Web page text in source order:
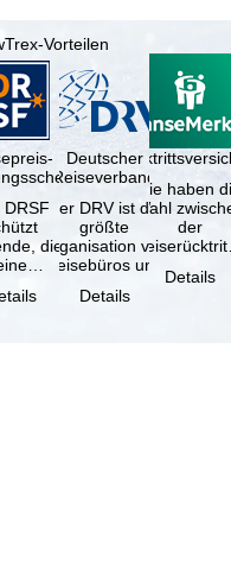
Vorteilen
DRSF
die
Deutscher
Reiseverband
Der DRV ist die
größte
Organisation von
Reisebüros und
Reiseveranstaltern
in …
Details
Sie haben
Wahl
der
(inklusive
Details